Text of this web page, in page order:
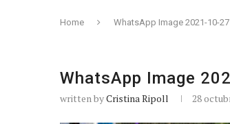
Home WhatsApp Image 2021-10-
WhatsApp Image
written byCristina Ripoll 28